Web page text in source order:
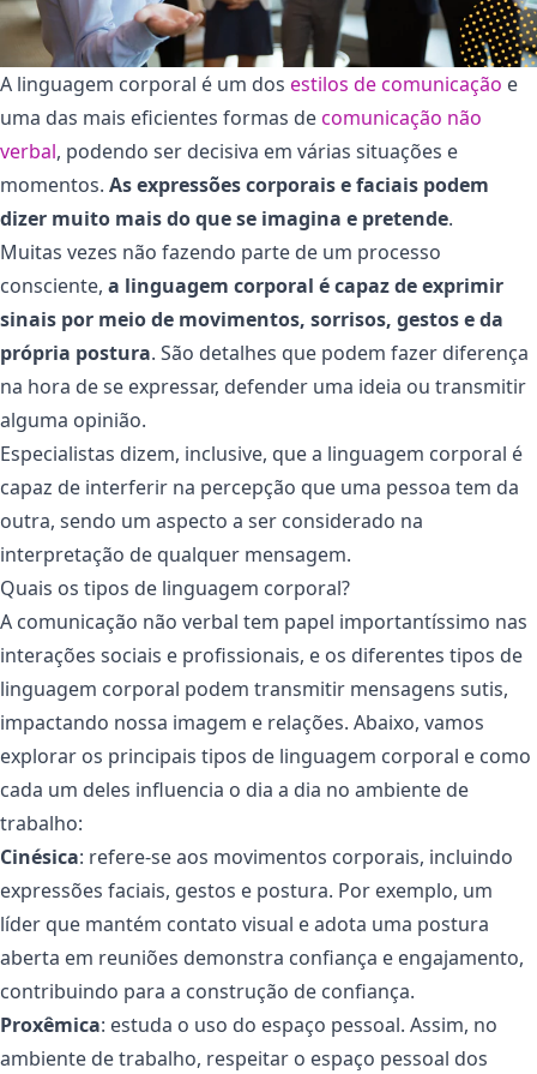
A linguagem corporal é um dos estilos de comunicação e
uma das mais eficientes formas decomunicação não
verbal, podendo ser decisiva em várias situações e
momentos. As expressões corporais e faciais podem
dizer muito mais do que se imagina e pretende.
Muitas vezes não fazendo parte de um processo
consciente, a linguagem corporal é capaz de exprimir
sinais por meio de movimentos, sorrisos, gestos e da
própria postura. São detalhes que podem fazer diferença
na hora de se expressar, defender uma ideia ou transmitir
alguma opinião.
Especialistas dizem, inclusive, que a linguagem corporal é
capaz de interferir na percepção que uma pessoa tem da
outra, sendo um aspecto a ser considerado na
interpretação de qualquer mensagem.
Quais os tipos de linguagem corporal?
A comunicação não verbal tem papel importantíssimo nas
interações sociais e profissionais, e os diferentes tipos de
linguagem corporal podem transmitir mensagens sutis,
impactando nossa imagem e relações. Abaixo, vamos
explorar os principais tipos de linguagem corporal e como
cada um deles influencia o dia a dia no ambiente de
trabalho:
Cinésica: refere-se aos movimentos corporais, incluindo
expressões faciais, gestos e postura. Por exemplo, um
líder que mantém contato visual e adota uma postura
aberta em reuniões demonstra confiança e engajamento,
contribuindo para a construção de confiança.
Proxêmica: estuda o uso do espaço pessoal. Assim, no
ambiente de trabalho, respeitar o espaço pessoal dos